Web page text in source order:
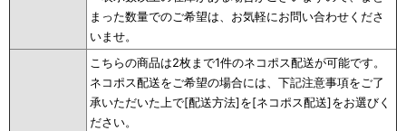
まった数量でのご希望は、お気軽にお問い合わせくださ
いませ。
こちらの商品は2枚まで1件のネコポス配送が可能です。
ネコポス配送をご希望の場合には、下記注意事項をご了
承いただいた上で[配送方法]を[ネコポス配送]をお選びく
ださい。